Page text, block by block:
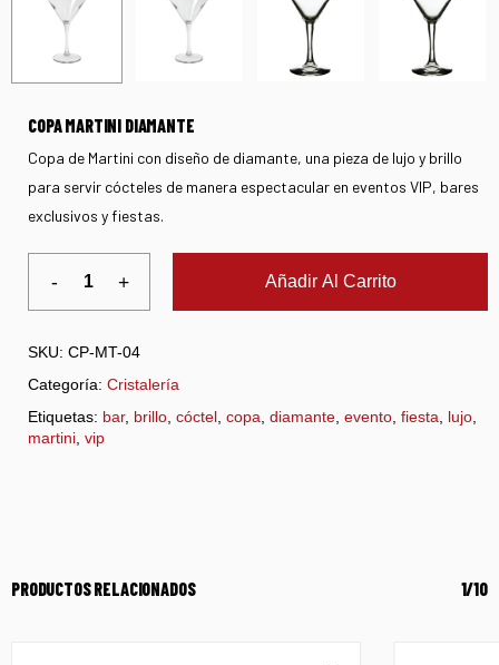
COPA MARTINI DIAMANTE
Copa de Martini con diseño de diamante, una pieza de lujo y brillo
para servir cócteles de manera espectacular en eventos VIP, bares
exclusivos y fiestas.
Añadir Al Carrito
SKU: CP-MT-04
Categoría: Cristalería
Etiquetas: bar, brillo cóctel copa diamante evento fiesta lujo
martini vip
PRODUCTOS RELACIONADOS 1/10